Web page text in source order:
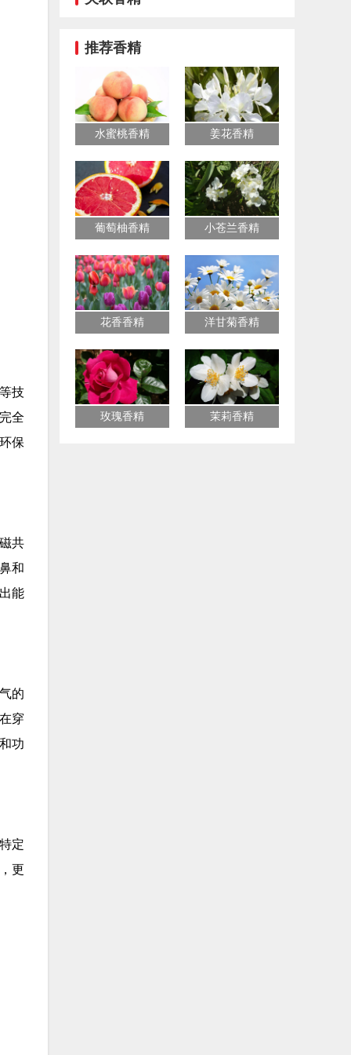
技
全
保
共
和
能
的
穿
功
定
更
推荐香精
水蜜桃香精 姜花香精
葡萄柚香精 小苍兰香精
花香香精 洋甘菊香精
玫瑰香精 茉莉香精